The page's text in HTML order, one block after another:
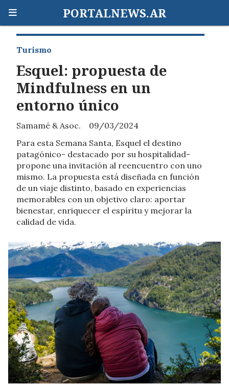
PORTALNEWS.AR
Esquel: propuesta de
Mindfulness en un
entorno único
Para esta Semana Santa, Esquel el destino
patagónico- destacado por su hospitalidad-
propone una invitación al reencuentro con uno
mismo. La propuesta está diseñada en función
de un viaje distinto, basado en experiencias
memorables con un objetivo claro: aportar
bienestar, enriquecer el espíritu y mejorar la
calidad de vida.
Turismo
09/03/2024
Samamé & Asoc.